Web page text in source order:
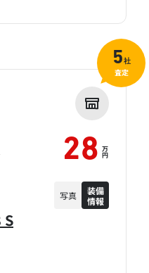
S
28 万
円
写真
装備
情報
5社
査定